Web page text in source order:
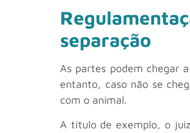
separação
As partes podem chegar
entanto, caso não se
com o animal.
A título de exemplo, o